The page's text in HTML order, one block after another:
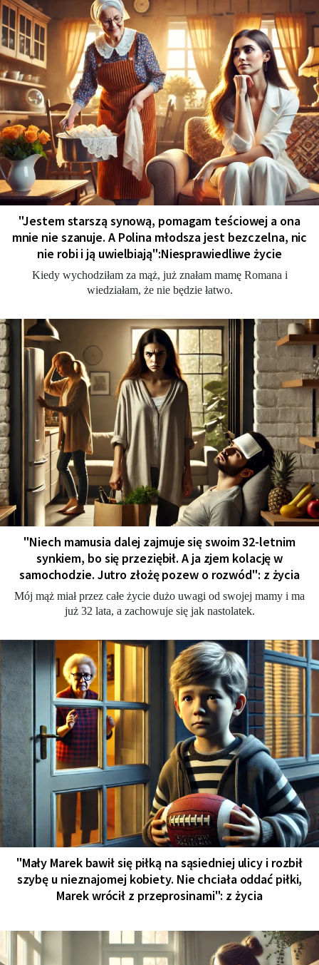
"Jestem starszą synową, pomagam teściowej a ona
mnie nie szanuje. A Polina młodsza jest bezczelna, nic
nie robi i ją uwielbiają":Niesprawiedliwe życie
Kiedy wychodziłam za mąż, już znałam mamę Romana i
wiedziałam, że nie będzie łatwo.
"Niech mamusia dalej zajmuje się swoim 32-letnim
synkiem, bo się przeziębił. A ja zjem kolację w
samochodzie. Jutro złożę pozew o rozwód": z życia
Mój mąż miał przez całe życie dużo uwagi od swojej mamy i ma
już 32 lata, a zachowuje się jak nastolatek.
"Mały Marek bawił się piłką na sąsiedniej ulicy i rozbił
szybę u nieznajomej kobiety. Nie chciała oddać piłki,
Marek wrócił z przeprosinami": z życia